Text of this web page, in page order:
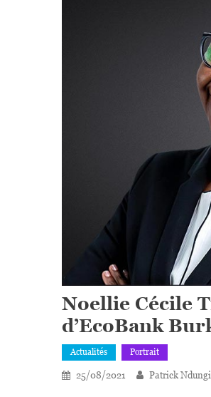
Noellie Cécile
d’EcoBank
Actualités Portrait
25/08/2021 Patrick